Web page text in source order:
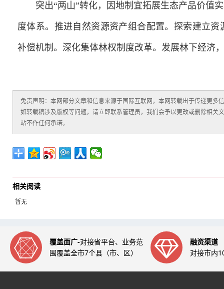
突出“两山”转化，因地制宜拓展生态产品价值
度体系。推进自然资源资产组合配置。探索建立
补偿机制。深化集体林权制度改革。发展林下经济
免责声明：本网部分文章和信息来源于国际互联网，本网转载出于传递更
如转载稿涉及版权等问题，请立即联系管理员，我们会予以更改或删除相
站不作任何承诺。
相关阅读
暂无
覆盖面广-对接省平台、业务范
围覆盖全市7个县（市、区）
融资渠道
对接市内